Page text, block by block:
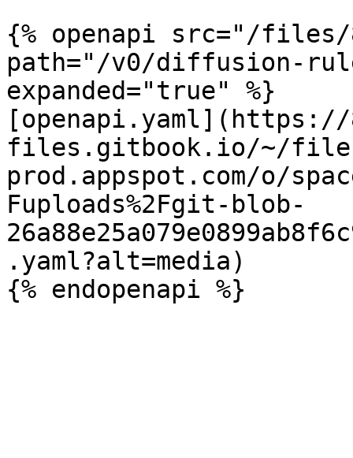
{% openapi src="/files/
path="/v0/diffusion-
expanded="true" %}
[openapi.yaml](https://
files.gitbook.io/~/
prod.appspot.com/o/
Fuploads%2Fgit-blob-
.yaml?alt=media)